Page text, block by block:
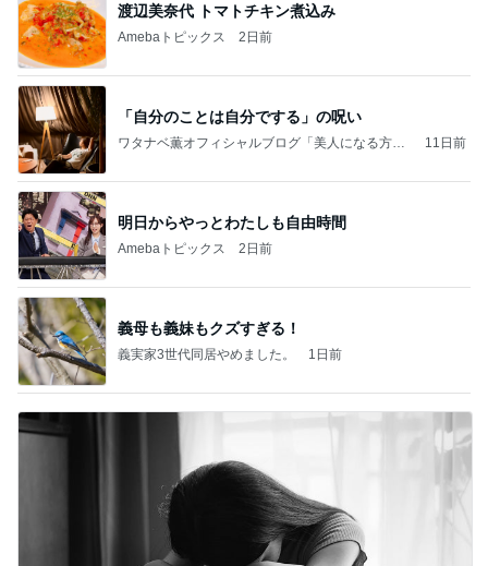
渡辺美奈代 トマトチキン煮込み
Amebaトピックス 2日前
「自分のことは自分でする」の呪い
ワタナベ薫オフィシャルブログ「美人になる方
11日前
明日からやっとわたしも自由時間
Amebaトピックス 2日前
義母も義妹もクズすぎる！
義実家3世代同居やめました。 1日前